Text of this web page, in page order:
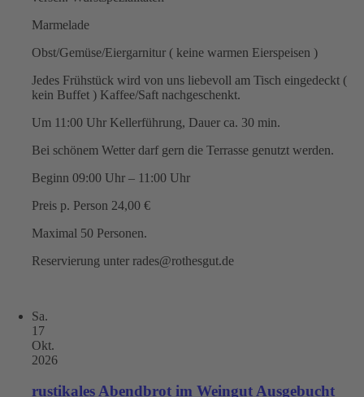
Marmelade
Obst/Gemüse/Eiergarnitur ( keine warmen Eierspeisen )
Jedes Frühstück wird von uns liebevoll am Tisch eingedeckt (
kein Buffet ) Kaffee/Saft nachgeschenkt.
Um 11:00 Uhr Kellerführung, Dauer ca. 30 min.
Bei schönem Wetter darf gern die Terrasse genutzt werden.
Beginn 09:00 Uhr – 11:00 Uhr
Preis p. Person 24,00 €
Maximal 50 Personen.
Reservierung unter rades@rothesgut.de
Sa.
17
Okt.
2026
rustikales Abendbrot im Weingut Ausgebucht